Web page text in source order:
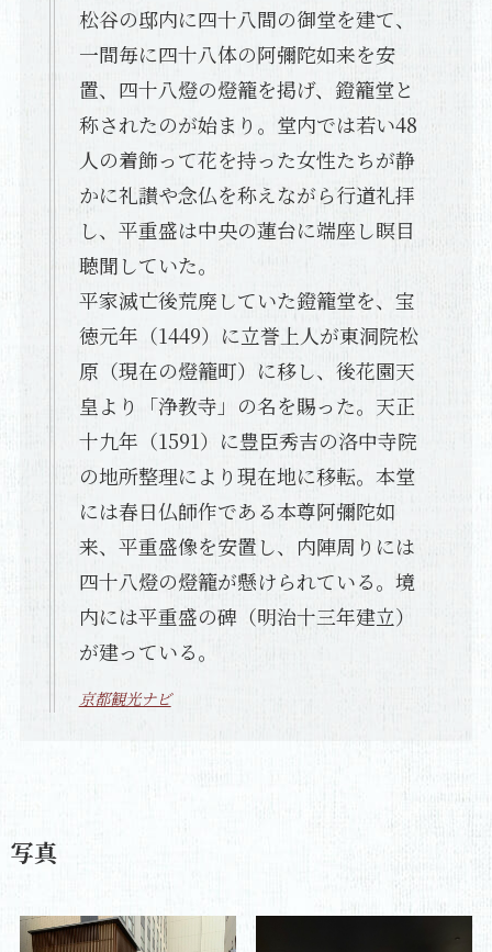
松谷の邸内に四十八間の御堂を建て、
一間毎に四十八体の阿彌陀如来を安
置、四十八燈の燈籠を掲げ、鐙籠堂と
称されたのが始まり。堂内では若い48
人の着飾って花を持った女性たちが静
かに礼讃や念仏を称えながら行道礼拝
し、平重盛は中央の蓮台に端座し瞑目
聴聞していた。
平家滅亡後荒廃していた鐙籠堂を、宝
徳元年（1449）に立誉上人が東洞院松
原（現在の燈籠町）に移し、後花園天
皇より「浄教寺」の名を賜った。天正
十九年（1591）に豊臣秀吉の洛中寺院
の地所整理により現在地に移転。本堂
には春日仏師作である本尊阿彌陀如
来、平重盛像を安置し、内陣周りには
四十八燈の燈籠が懸けられている。境
内には平重盛の碑（明治十三年建立）
が建っている。
京都観光ナビ
写真